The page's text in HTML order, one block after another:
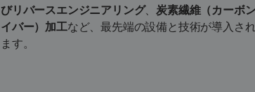
びリバースエンジニアリング、 炭素繊維（カーボ
イバー）加工など、最先端の設備と技術が導入さ
ます。